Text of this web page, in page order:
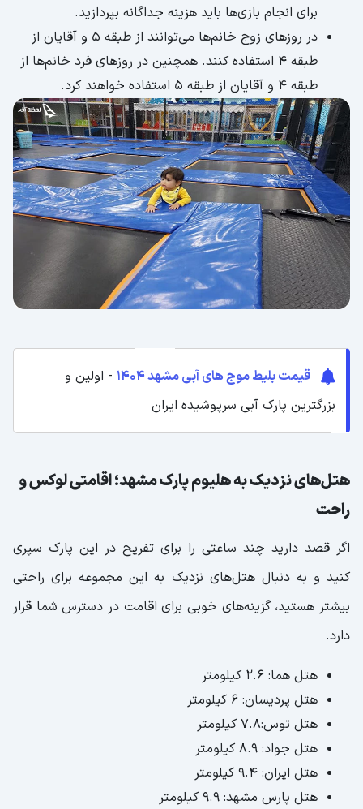
برای انجام بازی‌ها باید هزینه جداگانه بپردازید.
در روزهای زوج خانم‌ها می‌توانند از طبقه ۵ و آقایان از
طبقه ۴ استفاده کنند. همچنین در روزهای فرد خانم‌ها از
طبقه ۴ و آقایان از طبقه ۵ استفاده خواهند کرد.
قیمت بلیط موج های آبی مشهد 1404
- اولین و
بزرگترین پارک آبی سرپوشیده ایران
هتل‌های نزدیک به هلیوم پارک مشهد؛ اقامتی لوکس و
راحت
اگر قصد دارید چند ساعتی را برای تفریح در این پارک سپری
کنید و به دنبال هتل‌های نزدیک به این مجموعه برای راحتی
بیشتر هستید، گزینه‌های خوبی برای اقامت در دسترس شما قرار
دارد.
هتل هما: ۲.۶ کیلومتر
هتل پردیسان: ۶ کیلومتر
هتل توس:۷.۸ کیلومتر
هتل جواد: ۸.۹ کیلومتر
هتل ایران: ۹.۴ کیلومتر
هتل پارس مشهد: ۹.۹ کیلومتر